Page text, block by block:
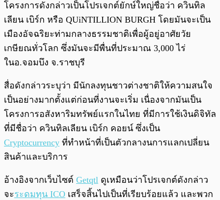
โครงการดังกล่าวเป็นโปรเจกต์ยักษ์ใหญ่ชื่อว่า ควินทิล
เลียน เบิร์ก หรือ QUiNTILLION BURGH โดยมันจะเป็น
เมืองอัจฉริยะท่ามกลางธรรมชาติเพื่อผู้อยู่อาศัยวัย
เกษียณทั่วโลก ซึ่งมันจะมีพื่นที่ประมาณ 3,000 ไร่
ในอ.จอมบึง จ.ราชบุรี
สื่อดังกล่าวระบุว่า มีนักลงทุนชาวต่างชาติให้ความสนใจ
เป็นอย่างมากตั้งแต่ก่อนที่งานจะเริ่ม เนื่องจากมันเป็น
โครงการอสังหาริมทรัพย์แรกในไทย ที่มีการใช้เงินดิจิทัล
ที่มีชื่อว่า ควินทิลเลียน เบิร์ก คอยน์ ซึ่งเป็น
Cryptocurrency ที่ทำหน้าที่เป็นตัวกลางนการแลกเปลี่ยน
สินค้าและบริการ
อ้างอิงจากเว็บไซต์ Getqtl ดูเหมือนว่าโปรเจกต์ดังกล่าว
จะระดมทุน ICO เสร็จสิ้นไปเป็นที่เรียบร้อยแล้ว และพวก